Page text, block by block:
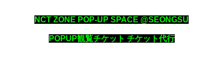
NCT ZONE POP-UP SPACE @SEONGSU
POPUP観覧チケット チケット代行